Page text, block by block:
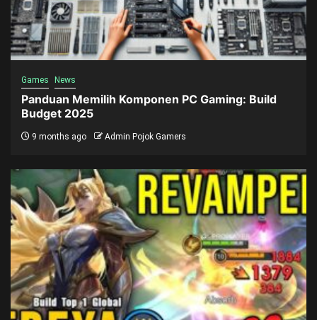
Games News
Panduan Memilih Komponen PC Gaming: Build
Budget 2025
9 months ago Admin Pojok Gamers